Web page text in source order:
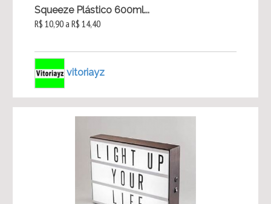
Squeeze Plástico 600ml...
R$ 10,90 a R$ 14,40
vitoriayz